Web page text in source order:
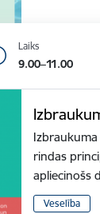
Laiks
9.00–11.00
Izbraukuma
rindas
apliecinošs
Veselība